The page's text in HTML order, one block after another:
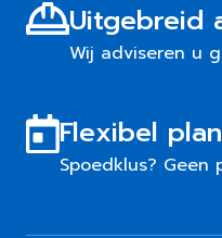
Uitgebreid
Wij adviseren u
Flexibel
Spoedklus? Geen